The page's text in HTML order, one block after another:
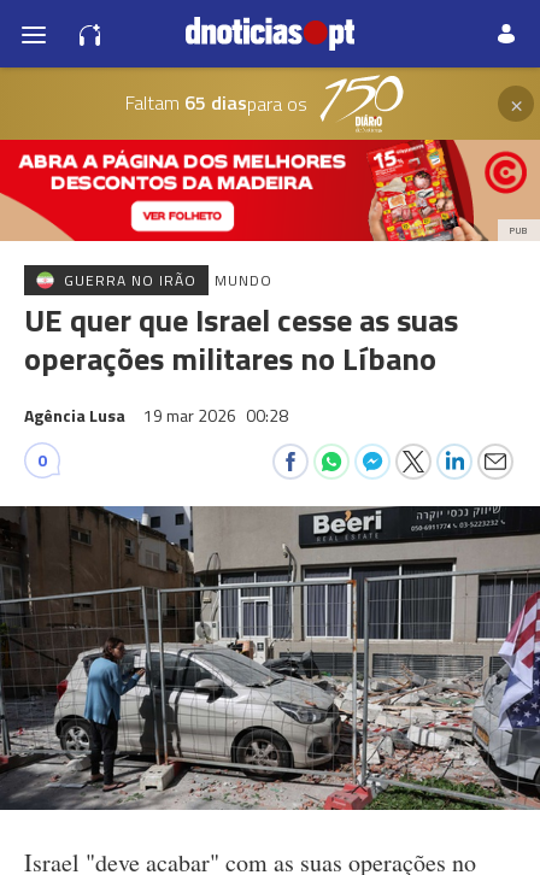
Faltam 65 diaspara os ×
PUB
GUERRA NO IRÃO MUNDO
UE quer que Israel cesse as suas
operações militares no Líbano
Agência Lusa 19 mar 2026 00:28
0
Israel "deve acabar" com as suas operações no